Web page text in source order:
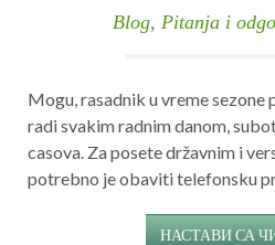
Blog, Pitanja i
Mogu, rasadnik u vreme sezone
radi svakim radnim danom,
casova. Za posete državnim i
potrebno je obaviti telefonsku
НАСТАВИ СА